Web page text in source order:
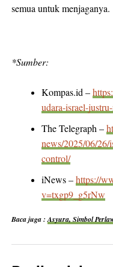
semua untuk menjaganya.
*Sumber:
Kompas.id –
udara-israel-
The Telegraph –
news/2025/06/
control/
iNews –https://
v=txgp9_g5rNw
Baca juga :Asyura, Simbol